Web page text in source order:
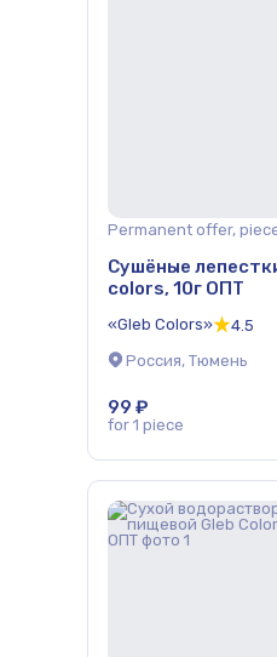
Permanent offer,
Сушёные
colors, 10г ОПТ
«Gleb Colors»
4.5
Россия, Тюмень
99 ₽
for 1 piece